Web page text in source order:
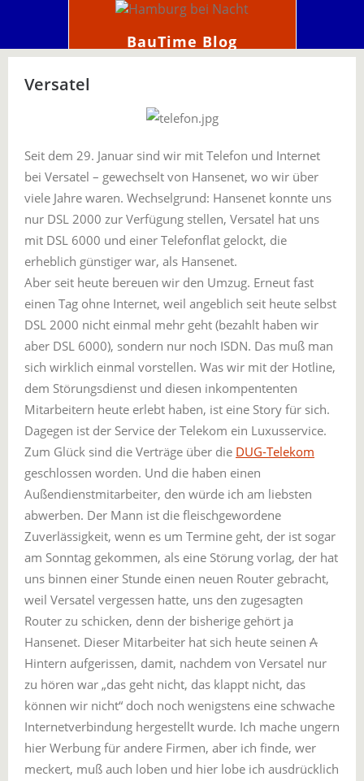
BauTime Blog
Versatel
Seit dem 29. Januar sind wir mit Telefon und Internet
bei Versatel – gewechselt von Hansenet, wo wir über
viele Jahre waren. Wechselgrund: Hansenet konnte uns
nur DSL 2000 zur Verfügung stellen, Versatel hat uns
mit DSL 6000 und einer Telefonflat gelockt, die
erheblich günstiger war, als Hansenet.
Aber seit heute bereuen wir den Umzug. Erneut fast
einen Tag ohne Internet, weil angeblich seit heute selbst
DSL 2000 nicht einmal mehr geht (bezahlt haben wir
aber DSL 6000), sondern nur noch ISDN. Das muß man
sich wirklich einmal vorstellen. Was wir mit der Hotline,
dem Störungsdienst und diesen inkompententen
Mitarbeitern heute erlebt haben, ist eine Story für sich.
Dagegen ist der Service der Telekom ein Luxusservice.
Zum Glück sind die Verträge über die DUG-Telekom
geschlossen worden. Und die haben einen
Außendienstmitarbeiter, den würde ich am liebsten
abwerben. Der Mann ist die fleischgewordene
Zuverlässigkeit, wenn es um Termine geht, der ist sogar
am Sonntag gekommen, als eine Störung vorlag, der hat
uns binnen einer Stunde einen neuen Router gebracht,
weil Versatel vergessen hatte, uns den zugesagten
Router zu schicken, denn der bisherige gehört ja
Hansenet. Dieser Mitarbeiter hat sich heute seinen A
Hintern aufgerissen, damit, nachdem von Versatel nur
zu hören war „das geht nicht, das klappt nicht, das
können wir nicht“ doch noch wenigstens eine schwache
Internetverbindung hergestellt wurde. Ich mache ungern
hier Werbung für andere Firmen, aber ich finde, wer
meckert, muß auch loben und hier lobe ich ausdrücklich